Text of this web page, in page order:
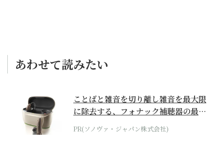
あわせて読みたい
ことばと雑音を切り離し雑音を最大限
に除去する、フォナック補聴器の最上
位モデル
PR(ソノヴァ・ジャパン株式会社)